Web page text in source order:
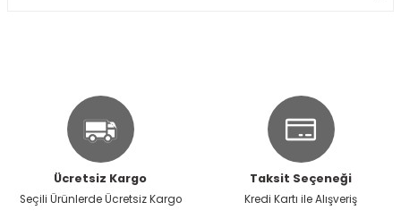
Ürün resmi kalitesiz, bozuk veya görüntülenemiyor.
Ürün açıklamasında eksik bilgiler bulunuyor.
Ürün bilgilerinde hatalar bulunuyor.
Ürün fiyatı diğer sitelerden daha pahalı.
Ücretsiz Kargo
Seçili Ürünlerde Ücretsiz Kargo
Taksit Seçeneği
Kredi Kartı ile Alışveriş